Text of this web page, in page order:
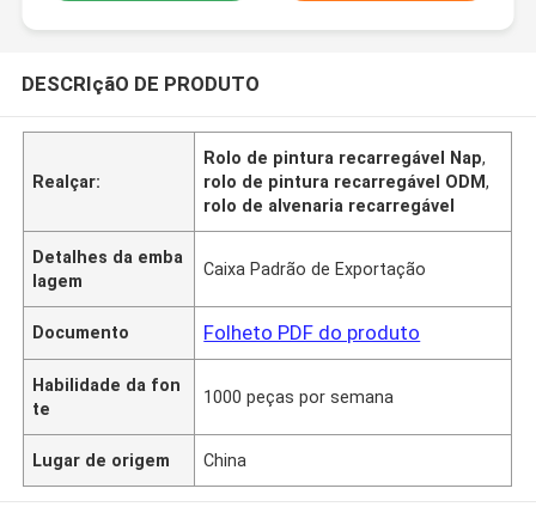
DESCRIçãO DE PRODUTO
Realçar:
Rolo de pintura recarregável Nap,
rolo de pintura recarregável ODM,
rolo de alvenaria recarregável
Detalhes da emba
lagem
Caixa Padrão de Exportação
Documento Folheto PDF do produto
Habilidade da fon
te
1000 peças por semana
Lugar de origem China